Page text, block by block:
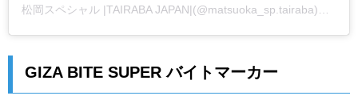
GIZA BITE SUPER バイトマーカー